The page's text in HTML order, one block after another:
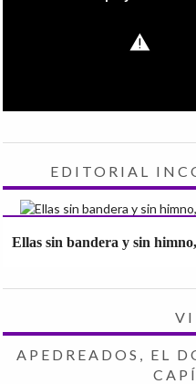
EDITORIAL
Ellas sin bandera y sin
APEDREADOS, EL